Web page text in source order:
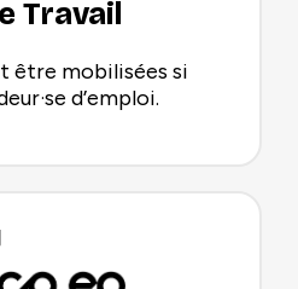
Travail
être mobilisées si
d’emploi.